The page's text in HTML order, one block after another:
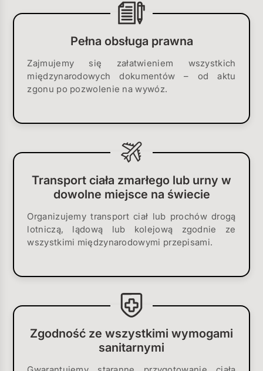
Pełna obsługa prawna
Zajmujemy się załatwieniem wszystkich
międzynarodowych dokumentów – od aktu
zgonu po pozwolenie na wywóz.
Transport ciała zmarłego lub urny w
dowolne miejsce na świecie
Organizujemy transport ciał lub prochów drogą
lotniczą, lądową lub kolejową zgodnie ze
wszystkimi międzynarodowymi przepisami.
Zgodność ze wszystkimi wymogami
sanitarnymi